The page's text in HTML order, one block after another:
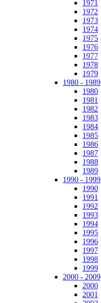
1971
1972
1973
1974
1975
1976
1977
1978
1979
1980 - 1989
1980
1981
1982
1983
1984
1985
1986
1987
1988
1989
1990 - 1999
1990
1991
1992
1993
1994
1995
1996
1997
1998
1999
2000 - 2009
2000
2001